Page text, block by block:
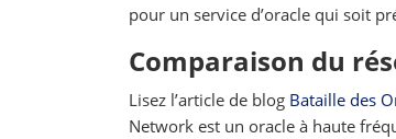
pour un service d’oracle qui soit
Comparaison du
Lisez l’article de blog Bataille des
Network est un oracle à haute